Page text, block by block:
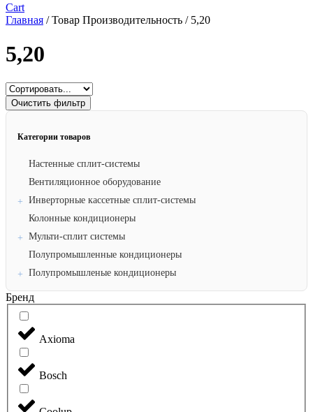
Cart
Главная / Товар Производительность / 5,20
5,20
Очистить фильтр
Категории товаров
Настенные сплит-системы
Вентиляционное оборудование
Инверторные кассетные сплит-системы
Колонные кондиционеры
Мульти-сплит системы
Полупромышленные кондиционеры
Полупромышленые кондиционеры
Бренд
Axioma
Bosch